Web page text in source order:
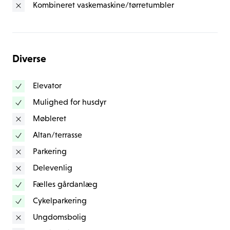
et depotrum i lejligheden, hvilket giver ekstra
Det er den perfekte kombination af moderne design,
hjem for enkeltpersoner, par eller små familier.
Bemærk billederne er ikke nødvendigvis fra den
ejendommen.
Husdyrtilladelse kan opnås efter aftale.
Området:
Valby Maskinpark er et charmerende og dynamisk
område beliggende i den sydvestlige del af København,
Kombineret vaskemaskine/tørretumbler
Diverse
Elevator
Mulighed for husdyr
Møbleret
Altan/terrasse
Parkering
Delevenlig
Fælles gårdanlæg
Cykelparkering
Ungdomsbolig